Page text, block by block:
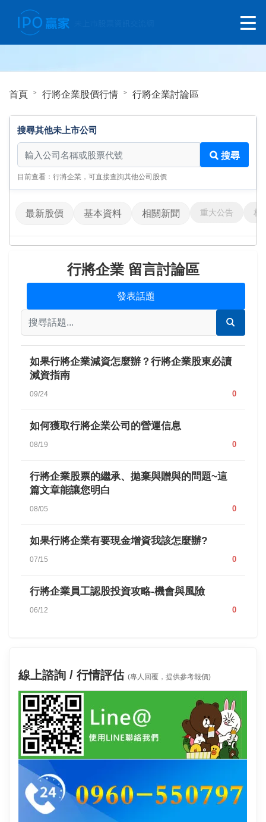
首頁 行將企業股價行情 行將企業討論區
搜尋其他未上市公司
搜尋其他未上市公司
搜尋
目前查看：行將企業，可直接查詢其他公司股價
最新股價 基本資料 相關新聞 重大公告 相
行將企業 留言討論區
發表話題
如果行將企業減資怎麼辦？行將企業股東必讀
減資指南
09/24 0
如何獲取行將企業公司的營運信息
08/19 0
行將企業股票的繼承、拋棄與贈與的問題~這
篇文章能讓您明白
08/05 0
如果行將企業有要現金增資我該怎麼辦?
07/15 0
行將企業員工認股投資攻略-機會與風險
06/12 0
線上諮詢 / 行情評估 (專人回覆，提供參考報價)